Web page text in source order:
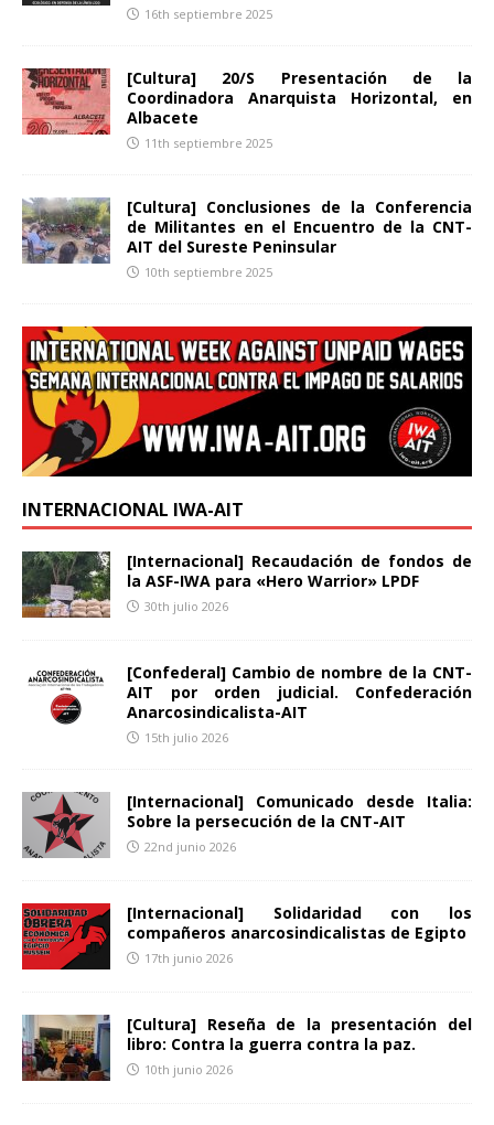
16th septiembre 2025
[Cultura] 20/S Presentación de la
Coordinadora Anarquista Horizontal, en
Albacete
11th septiembre 2025
[Cultura] Conclusiones de la Conferencia
de Militantes en el Encuentro de la CNT-
AIT del Sureste Peninsular
10th septiembre 2025
INTERNACIONAL IWA-AIT
[Internacional] Recaudación de fondos de
la ASF-IWA para «Hero Warrior» LPDF
30th julio 2026
[Confederal] Cambio de nombre de la CNT-
AIT por orden judicial. Confederación
Anarcosindicalista-AIT
15th julio 2026
[Internacional] Comunicado desde Italia:
Sobre la persecución de la CNT-AIT
22nd junio 2026
[Internacional] Solidaridad con los
compañeros anarcosindicalistas de Egipto
17th junio 2026
[Cultura] Reseña de la presentación del
libro: Contra la guerra contra la paz.
10th junio 2026